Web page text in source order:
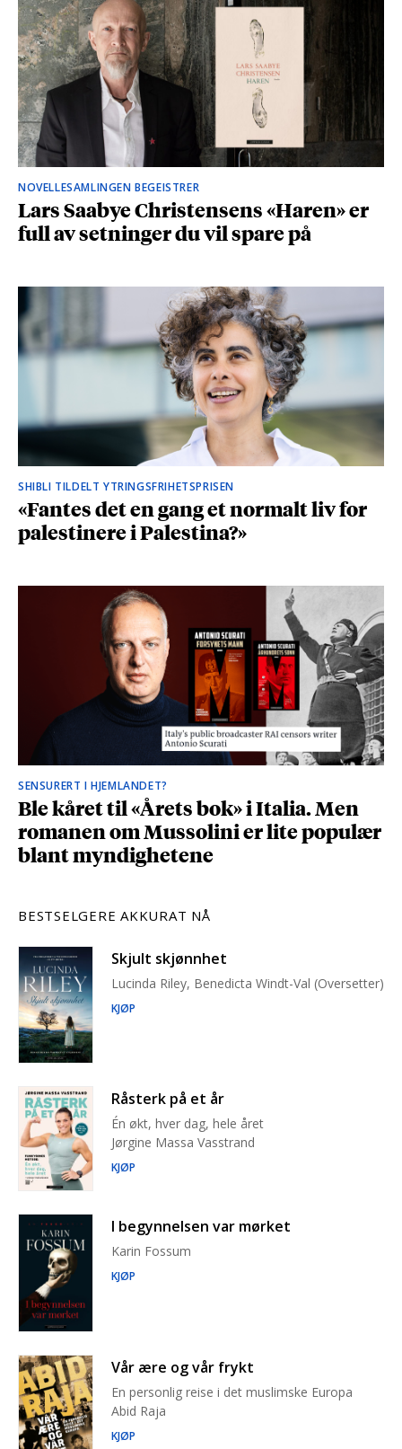
NOVELLESAMLINGEN BEGEISTRER
Lars Saabye Christensens «Haren» er
full av setninger du vil spare på
SHIBLI TILDELT YTRINGSFRIHETSPRISEN
«Fantes det en gang et normalt liv for
palestinere i Palestina?»
SENSURERT I HJEMLANDET?
Ble kåret til «Årets bok» i Italia. Men
romanen om Mussolini er lite populær
blant myndighetene
BESTSELGERE AKKURAT NÅ
Skjult skjønnhet
Lucinda Riley, Benedicta Windt-Val (Oversetter)
KJØP
Råsterk på et år
Én økt, hver dag, hele året
Jørgine Massa Vasstrand
KJØP
I begynnelsen var mørket
Karin Fossum
KJØP
Vår ære og vår frykt
En personlig reise i det muslimske Europa
Abid Raja
KJØP